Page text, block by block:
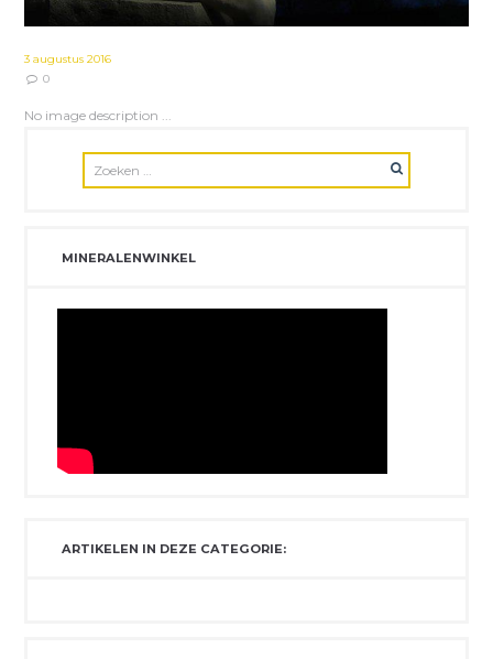
3 augustus 2016
0
No image description ...
MINERALENWINKEL
ARTIKELEN IN DEZE CATEGORIE: